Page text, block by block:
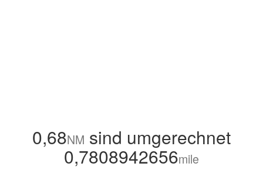
0,68NM sind umgerechnet
0,7808942656mile